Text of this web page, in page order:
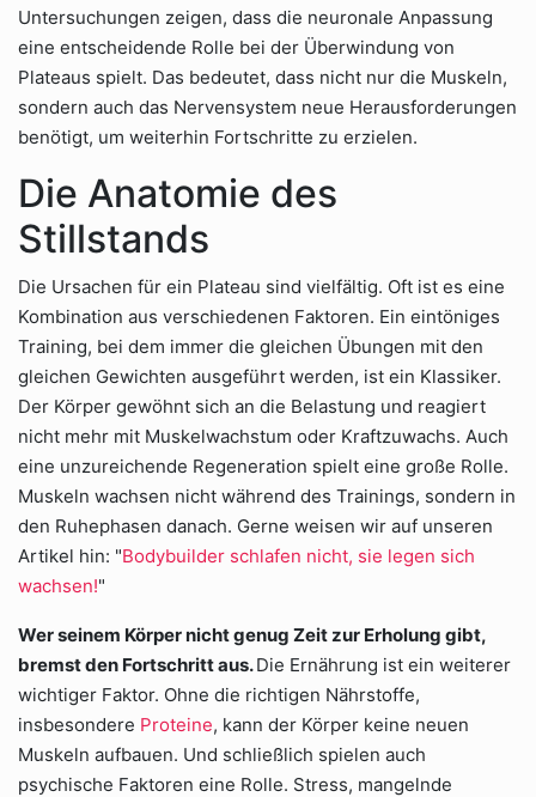
Untersuchungen zeigen, dass die neuronale Anpassung
eine entscheidende Rolle bei der Überwindung von
Plateaus spielt. Das bedeutet, dass nicht nur die Muskeln,
sondern auch das Nervensystem neue Herausforderungen
benötigt, um weiterhin Fortschritte zu erzielen.
Die Anatomie des
Stillstands
Die Ursachen für ein Plateau sind vielfältig. Oft ist es eine
Kombination aus verschiedenen Faktoren. Ein eintöniges
Training, bei dem immer die gleichen Übungen mit den
gleichen Gewichten ausgeführt werden, ist ein Klassiker.
Der Körper gewöhnt sich an die Belastung und reagiert
nicht mehr mit Muskelwachstum oder Kraftzuwachs. Auch
eine unzureichende Regeneration spielt eine große Rolle.
Muskeln wachsen nicht während des Trainings, sondern in
den Ruhephasen danach. Gerne weisen wir auf unseren
Artikel hin: "Bodybuilder schlafen nicht, sie legen sich
wachsen!"
Wer seinem Körper nicht genug Zeit zur Erholung gibt,
bremst den Fortschritt aus.Die Ernährung ist ein weiterer
wichtiger Faktor. Ohne die richtigen Nährstoffe,
insbesondere Proteine, kann der Körper keine neuen
Muskeln aufbauen. Und schließlich spielen auch
psychische Faktoren eine Rolle. Stress, mangelnde